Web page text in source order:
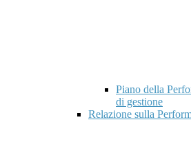
Piano della
di gestione
Relazione sulla